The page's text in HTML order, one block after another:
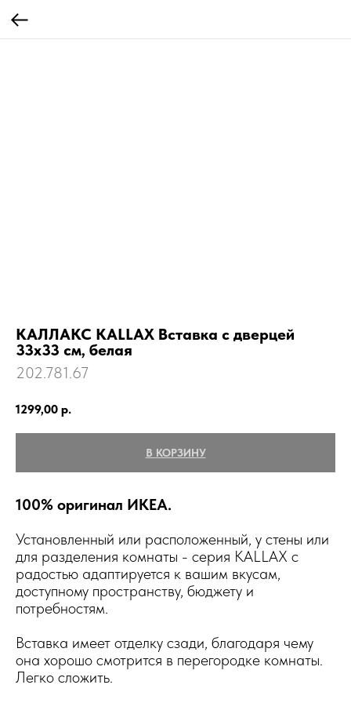
КАЛЛАКС KALLAX Вставка с дверцей
33х33 см, белая
202.781.67
1299,00 р.
В КОРЗИНУ
100% оригинал ИКЕА.
Установленный или расположенный, у стены или
для разделения комнаты - серия KALLAX с
радостью адаптируется к вашим вкусам,
доступному пространству, бюджету и
потребностям.
Вставка имеет отделку сзади, благодаря чему
она хорошо смотрится в перегородке комнаты.
Легко сложить.